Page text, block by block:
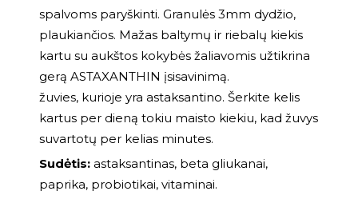
spalvoms paryškinti. Granulės 3mm dydžio,
plaukiančios. Mažas baltymų ir riebalų kiekis
kartu su aukštos kokybės žaliavomis užtikrina
gerą ASTAXANTHIN įsisavinimą.
žuvies, kurioje yra astaksantino. Šerkite kelis
kartus per dieną tokiu maisto kiekiu, kad žuvys
suvartotų per kelias minutes.
Sudėtis: astaksantinas, beta gliukanai,
paprika, probiotikai, vitaminai.